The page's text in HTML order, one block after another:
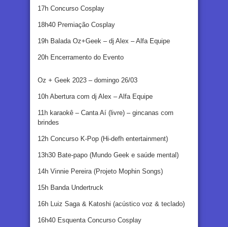
17h Concurso Cosplay
18h40 Premiação Cosplay
19h Balada Oz+Geek – dj Alex – Alfa Equipe
20h Encerramento do Evento
Oz + Geek 2023 – domingo 26/03
10h Abertura com dj Alex – Alfa Equipe
11h karaokê – Canta Aí (livre) – gincanas com
brindes
12h Concurso K-Pop (Hi-defh entertainment)
13h30 Bate-papo (Mundo Geek e saúde mental)
14h Vinnie Pereira (Projeto Mophin Songs)
15h Banda Undertruck
16h Luiz Saga & Katoshi (acústico voz & teclado)
16h40 Esquenta Concurso Cosplay